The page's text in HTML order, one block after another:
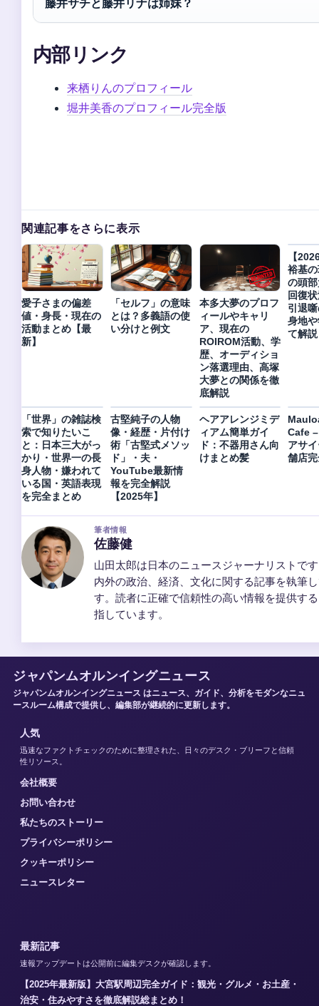
藤井サチと藤井リナは姉妹？
内部リンク
来栖りんのプロフィール
堀井美香のプロフィール完全版
関連記事をさらに表示
愛子さまの偏差
値・身長・現在の
活動まとめ【最
新】
「セルフ」の意味
とは？多義語の使
い分けと例文
本多大夢のプロフ
ィールやキャリ
ア、現在の
ROIROM活動、学
歴、オーディショ
ン落選理由、高塚
大夢との関係を徹
底解説
【
裕基
の頭
回復
引退
身地
て解説
「世界」の雑誌検
索で知りたいこ
と：日本三大がっ
かり・世界一の長
身人物・嫌われて
いる国・英語表現
を完全まとめ
古堅純子の人物
像・経歴・片付け
術「古堅式メソッ
ド」・夫・
YouTube最新情
報を完全解説
【2025年】
ヘアアレンジミデ
ィアム簡単ガイ
ド：不器用さん向
けまとめ髪
Cafe
アサ
舗店
筆者情報
佐藤健
山田太郎は日本のニュースジャーナリストで
内外の政治、経済、文化に関する記事を執筆
す。読者に正確で信頼性の高い情報を提供す
指しています。
ジャパンムオルンイングニュース
ジャパンムオルンイングニュース はニュース、ガイド、分析をモダンなニュ
ースルーム構成で提供し、編集部が継続的に更新します。
人気
迅速なファクトチェックのために整理された、日々のデスク・ブリーフと信頼
性リソース。
会社概要
お問い合わせ
私たちのストーリー
プライバシーポリシー
クッキーポリシー
ニュースレター
最新記事
速報アップデートは公開前に編集デスクが確認します。
【2025年最新版】大宮駅周辺完全ガイド：観光・グルメ・お土産・
治安・住みやすさを徹底解説総まとめ！